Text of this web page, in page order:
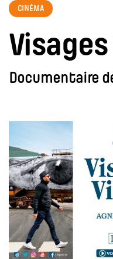
CINÉMA
Documentaire